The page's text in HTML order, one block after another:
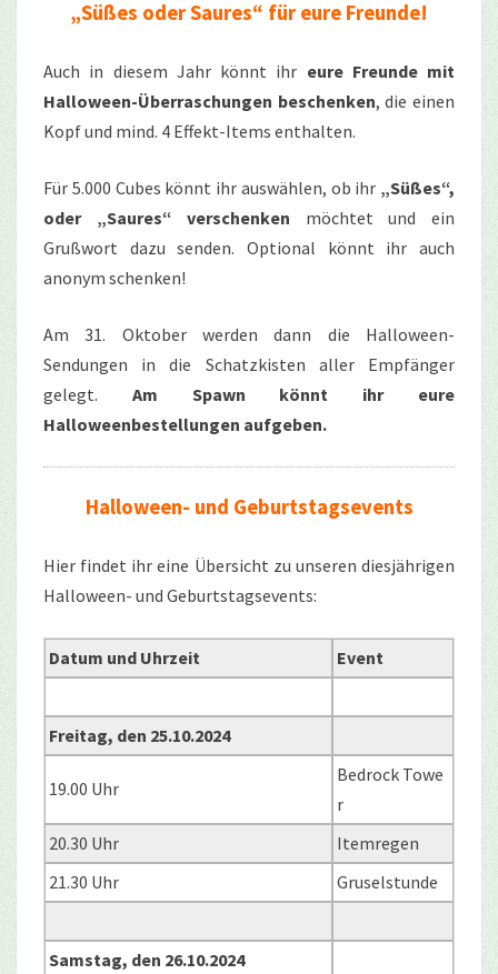
„Süßes oder Saures“ für eure Freunde!
Auch in diesem Jahr könnt ihr eure Freunde mit
Halloween-Überraschungen beschenken, die einen
Kopf und mind. 4 Effekt-Items enthalten.
Für 5.000 Cubes könnt ihr auswählen, ob ihr „Süßes“,
oder „Saures“ verschenken möchtet und ein
Grußwort dazu senden. Optional könnt ihr auch
anonym schenken!
Am 31. Oktober werden dann die Halloween-
Sendungen in die Schatzkisten aller Empfänger
gelegt. Am Spawn könnt ihr eure
Halloweenbestellungen aufgeben.
Halloween- und Geburtstagsevents
Hier findet ihr eine Übersicht zu unseren diesjährigen
Halloween- und Geburtstagsevents:
Datum und Uhrzeit Event
Freitag, den 25.10.2024
19.00 Uhr
Bedrock Towe
r
20.30 Uhr
Itemregen
21.30 Uhr
Gruselstunde
Samstag, den 26.10.2024